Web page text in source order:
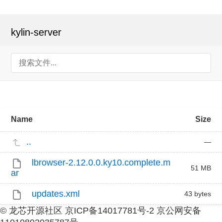
kylin-server
Name Size
.. —
lbrowser-2.12.0.0.ky10.complete.m
ar
51 MB
updates.xml 43 bytes
© 龙芯开源社区 京ICP备14017781号-2 京公网安备